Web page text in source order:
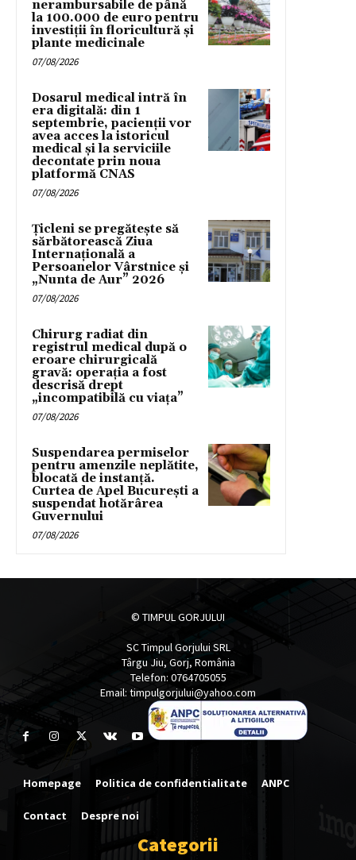
nerambursabile de până
la 100.000 de euro pentru
investiții în floricultură și
plante medicinale
07/08/2026
Dosarul medical intră în
era digitală: din 1
septembrie, pacienții vor
avea acces la istoricul
medical și la serviciile
decontate prin noua
platformă CNAS
07/08/2026
Țicleni se pregătește să
sărbătorească Ziua
Internațională a
Persoanelor Vârstnice și
„Nunta de Aur” 2026
07/08/2026
Chirurg radiat din
registrul medical după o
eroare chirurgicală
gravă: operația a fost
descrisă drept
„incompatibilă cu viața”
07/08/2026
Suspendarea permiselor
pentru amenzile neplătite,
blocată de instanță.
Curtea de Apel București a
suspendat hotărârea
Guvernului
07/08/2026
© TIMPUL GORJULUI
SC Timpul Gorjului SRL
Târgu Jiu, Gorj, România
Telefon: 0764705055
Email: timpulgorjului@yahoo.com
Homepage Politica de confidentialitate ANPC
Contact Despre noi
Categorii